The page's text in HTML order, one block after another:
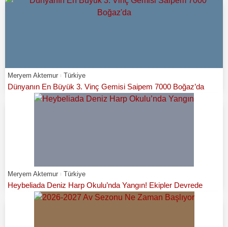
Meryem Aktemur Türkiye
Dünyanın En Büyük 3. Vinç Gemisi Saipem 7000 Boğaz’da
Meryem Aktemur Türkiye
Heybeliada Deniz Harp Okulu’nda Yangın! Ekipler Devrede